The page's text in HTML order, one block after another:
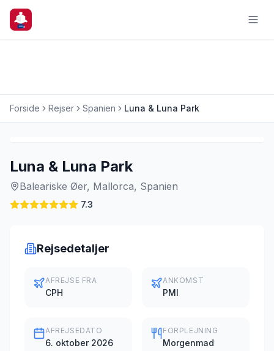
Forside Rejser Spanien Luna & Luna Park
Luna & Luna Park
Baleariske Øer, Mallorca, Spanien
7.3
Rejsedetaljer
AFREJSE FRA
CPH
ANKOMST
PMI
AFREJSEDATO
6. oktober 2026
FORPLEJNING
Morgenmad